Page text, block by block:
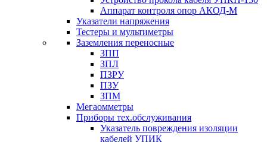
Аппарат контроля опор АКОД-М
Указатели напряжения
Тестеры и мультиметры
Заземления переносные
ЗПП
ЗПЛ
ПЗРУ
ПЗУ
ЗПМ
Мегаомметры
Приборы тех.обслуживания
Указатель повреждения изоляции
кабелей УПИК